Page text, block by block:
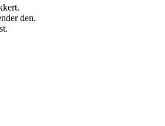
den.